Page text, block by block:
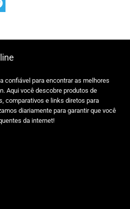
confiável para encontrar as melhores
Aqui você descobre produtos de
comparativos e links diretos para
diariamente para garantir que você
da internet!